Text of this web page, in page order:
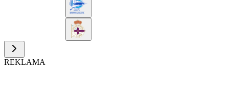
REKLAMA